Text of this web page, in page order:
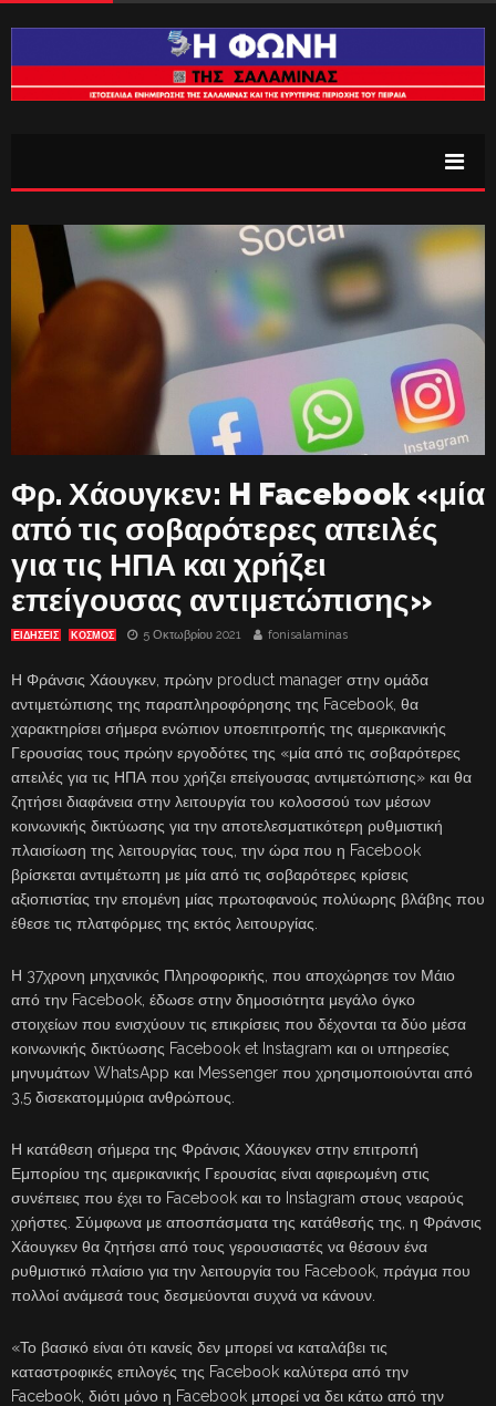
Φρ. Χάουγκεν: H Facebook «μία
από τις σοβαρότερες απειλές
για τις ΗΠΑ και χρήζει
επείγουσας αντιμετώπισης»
ΕΙΔΗΣΕΙΣ ΚΟΣΜΟΣ 5 Οκτωβρίου 2021 fonisalaminas
Η Φράνσις Χάουγκεν, πρώην product manager στην ομάδα
αντιμετώπισης της παραπληροφόρησης της Facebοok, θα
χαρακτηρίσει σήμερα ενώπιον υποεπιτροπής της αμερικανικής
Γερουσίας τους πρώην εργοδότες της «μία από τις σοβαρότερες
απειλές για τις ΗΠΑ που χρήζει επείγουσας αντιμετώπισης» και θα
ζητήσει διαφάνεια στην λειτουργία του κολοσσού των μέσων
κοινωνικής δικτύωσης για την αποτελεσματικότερη ρυθμιστική
πλαισίωση της λειτουργίας τους, την ώρα που η Facebook
βρίσκεται αντιμέτωπη με μία από τις σοβαρότερες κρίσεις
αξιοπιστίας την επομένη μίας πρωτοφανούς πολύωρης βλάβης που
έθεσε τις πλατφόρμες της εκτός λειτουργίας.
Η 37χρονη μηχανικός Πληροφορικής, που αποχώρησε τον Μάιο
από την Facebοok, έδωσε στην δημοσιότητα μεγάλο όγκο
στοιχείων που ενισχύουν τις επικρίσεις που δέχονται τα δύο μέσα
κοινωνικής δικτύωσης Facebook et Instagram και οι υπηρεσίες
μηνυμάτων WhatsApp και Messenger που χρησιμοποιούνται από
3,5 δισεκατομμύρια ανθρώπους.
Η κατάθεση σήμερα της Φράνσις Χάουγκεν στην επιτροπή
Εμπορίου της αμερικανικής Γερουσίας είναι αφιερωμένη στις
συνέπειες που έχει το Facebook και το Instagram στους νεαρούς
χρήστες. Σύμφωνα με αποσπάσματα της κατάθεσής της, η Φράνσις
Χάουγκεν θα ζητήσει από τους γερουσιαστές να θέσουν ένα
ρυθμιστικό πλαίσιο για την λειτουργία του Facebook, πράγμα που
πολλοί ανάμεσά τους δεσμεύονται συχνά να κάνουν.
«Το βασικό είναι ότι κανείς δεν μπορεί να καταλάβει τις
καταστροφικές επιλογές της Facebοok καλύτερα από την
Facebοok, διότι μόνο η Facebook μπορεί να δει κάτω από την